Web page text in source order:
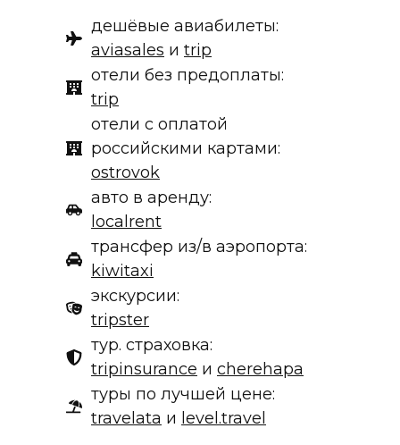
дешёвые авиабилеты:
aviasales и trip
отели без предоплаты:
trip
отели с оплатой
российскими картами:
ostrovok
авто в аренду:
localrent
трансфер из/в аэропорта:
kiwitaxi
экскурсии:
tripster
тур. страховка:
tripinsurance и cherehapa
туры по лучшей цене:
travelata и level.travel